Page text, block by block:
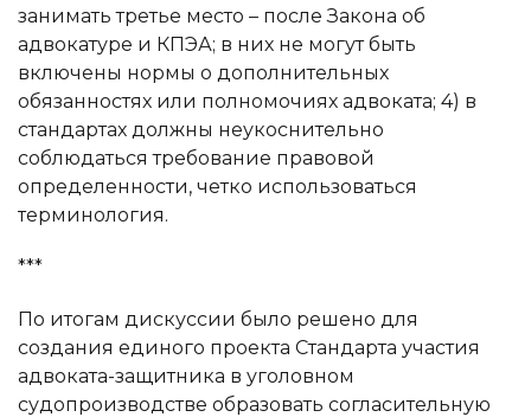
занимать третье место – после Закона об
адвокатуре и КПЭА; в них не могут быть
включены нормы о дополнительных
обязанностях или полномочиях адвоката; 4) в
стандартах должны неукоснительно
соблюдаться требование правовой
определенности, четко использоваться
терминология.
***
По итогам дискуссии было решено для
создания единого проекта Стандарта участия
адвоката-защитника в уголовном
судопроизводстве образовать согласительную